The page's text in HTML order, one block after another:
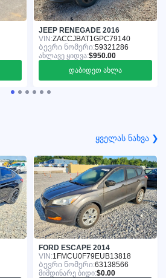
JEEP RENEGADE 2016
VIN:ZACCJBAT1GPC79140
Ბევრი ნომერი:59321286
ახლავე ყიდვა:$950.00
დაბიდეთ ახლა
ყველას ნახვა ❯
FORD ESCAPE 2014
VIN:1FMCU0F79EUB13818
Ბევრი ნომერი:63138566
მიმდინარე ბიდი:$0.00